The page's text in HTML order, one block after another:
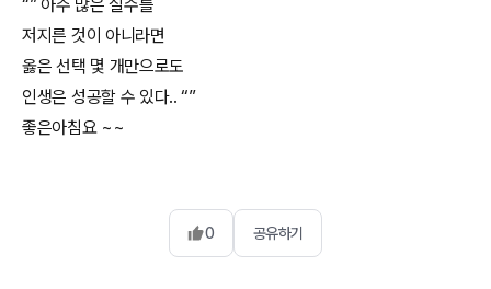
“” 아주 많은 실수를
저지른 것이 아니라면
옳은 선택 몇 개만으로도
인생은 성공할 수 있다.. “”
좋은아침요 ~~
0 공유하기